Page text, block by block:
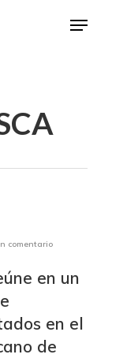
comentario
en un
en el
de